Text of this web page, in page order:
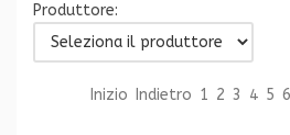
Produttore:
Inizio Indietro 1 2 3 4 5 6